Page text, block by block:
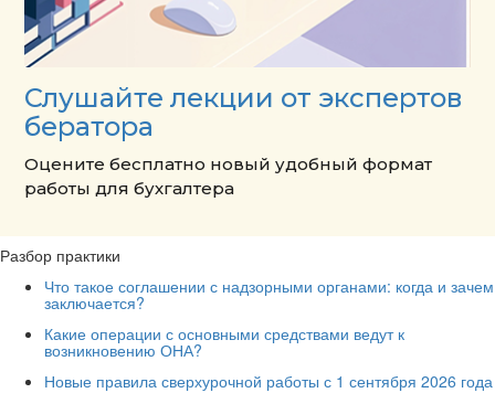
Слушайте лекции от экспертов
бератора
Оцените бесплатно новый удобный формат
работы для бухгалтера
Разбор практики
Что такое соглашении с надзорными органами: когда и зачем
заключается?
Какие операции с основными средствами ведут к
возникновению ОНА?
Новые правила сверхурочной работы с 1 сентября 2026 года